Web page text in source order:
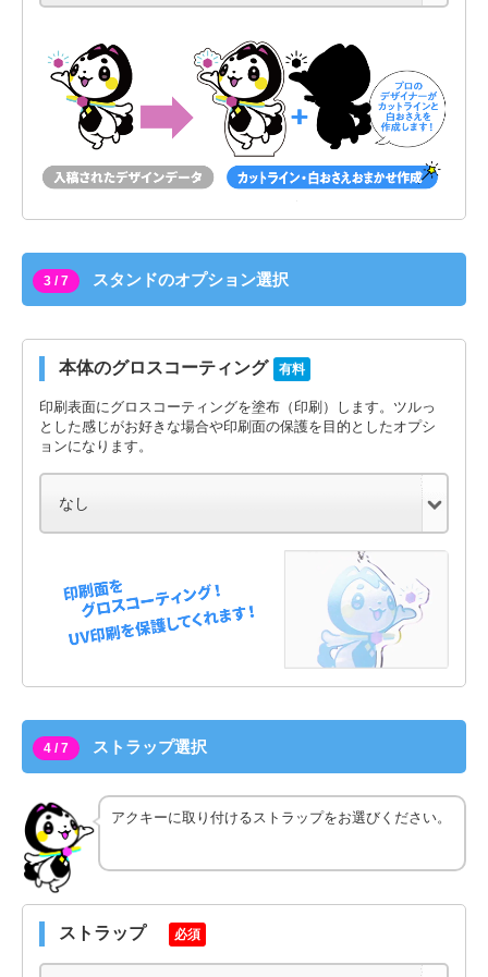
3 / 7 スタンドのオプション選択
本体のグロスコーティング 有料
印刷表面にグロスコーティングを塗布（印刷）します。ツルっ
とした感じがお好きな場合や印刷面の保護を目的としたオプシ
ョンになります。
4 / 7 ストラップ選択
アクキーに取り付けるストラップをお選びください。
ストラップ 必須